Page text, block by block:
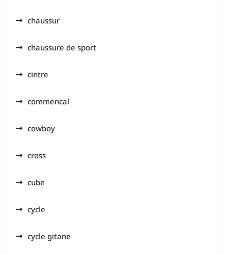
chaussur
chaussure de sport
cintre
commencal
cowboy
cross
cube
cycle
cycle gitane